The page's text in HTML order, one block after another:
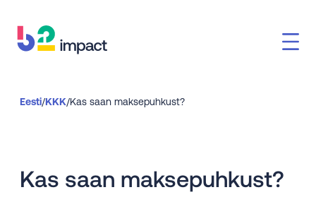
Eesti/KKK/Kas saan maksepuhkust?
Kas saan maksepuhkust?